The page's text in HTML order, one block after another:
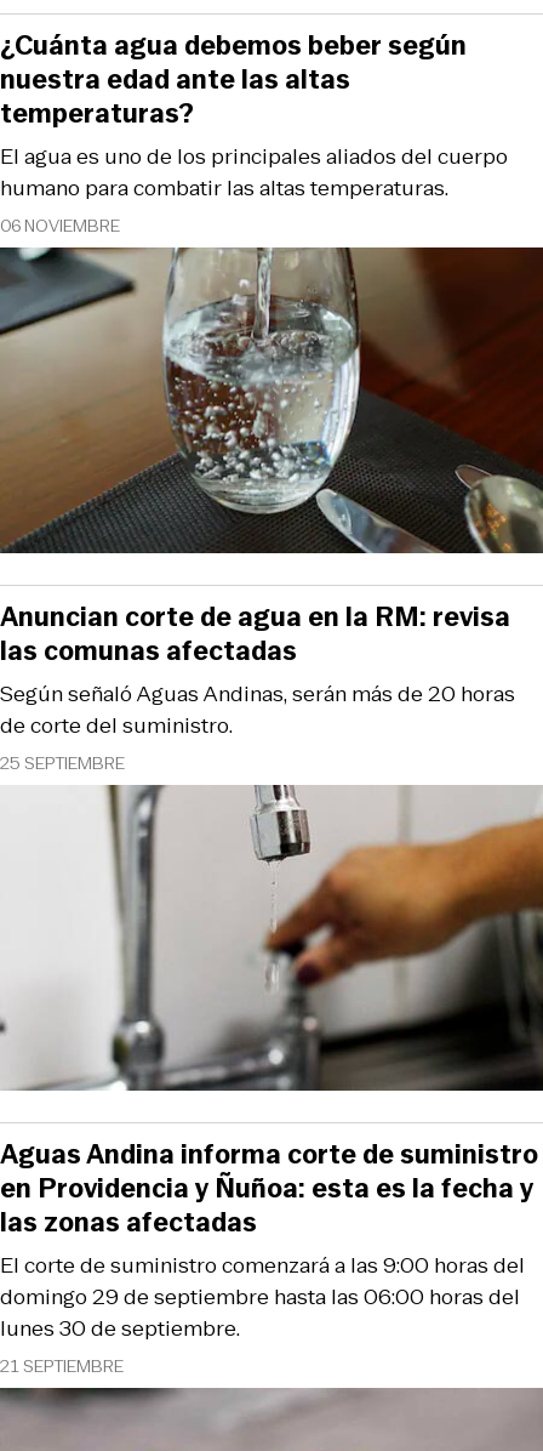
06 NOVIEMBRE
El agua es uno de los principales aliados del cuerpo
humano para combatir las altas temperaturas.
¿Cuánta agua debemos beber según
nuestra edad ante las altas
temperaturas?
25 SEPTIEMBRE
Según señaló Aguas Andinas, serán más de 20 horas
de corte del suministro.
Anuncian corte de agua en la RM: revisa
las comunas afectadas
21 SEPTIEMBRE
El corte de suministro comenzará a las 9:00 horas del
domingo 29 de septiembre hasta las 06:00 horas del
lunes 30 de septiembre.
Aguas Andina informa corte de suministro
en Providencia y Ñuñoa: esta es la fecha y
las zonas afectadas